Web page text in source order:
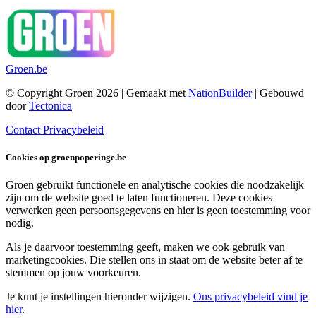
Groen.be
© Copyright Groen 2026 | Gemaakt met NationBuilder| Gebouwd
doorTectonica
Contact Privacybeleid
Cookies op groenpoperinge.be
Groen gebruikt functionele en analytische cookies die noodzakelijk
zijn om de website goed te laten functioneren. Deze cookies
verwerken geen persoonsgegevens en hier is geen toestemming voor
nodig.
Als je daarvoor toestemming geeft, maken we ook gebruik van
marketingcookies. Die stellen ons in staat om de website beter af te
stemmen op jouw voorkeuren.
Je kunt je instellingen hieronder wijzigen. Ons privacybeleid vind je
hier.